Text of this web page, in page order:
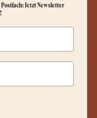
Jetzt Newsletter